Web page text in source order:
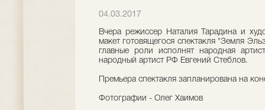
04.03.2017
Вчера режиссер Наталия Тарадина и
макет готовящегося спектакля "Земля
главные роли исполнят народная
народный артист РФ Евгений Стеблов.
Премьера спектакля запланирована на
Фотографии - Олег Хаимов